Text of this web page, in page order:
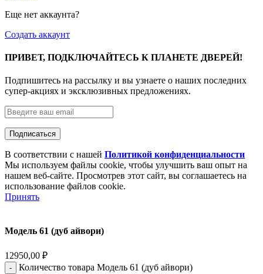
Еще нет аккаунта?
Создать аккаунт
ПРИВЕТ, ПОДКЛЮЧАЙТЕСЬ К ПЛАНЕТЕ ДВЕРЕЙ!
Подпишитесь на рассылку и вы узнаете о наших последних
супер-акциях и эксклюзивных предложениях.
В соответствии с нашей Политикой конфиденциальности
Мы используем файлы cookie, чтобы улучшить ваш опыт на
нашем веб-сайте. Просмотрев этот сайт, вы соглашаетесь на
использование файлов cookie.
Принять
Модель 61 (дуб айвори)
12950,00 ₽
Количество товара Модель 61 (дуб айвори)